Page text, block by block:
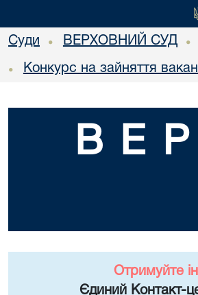
Суди • ВЕРХОВНИЙ СУД •
• Конкурс на зайняття
Отримуйте
Єдиний Контакт-